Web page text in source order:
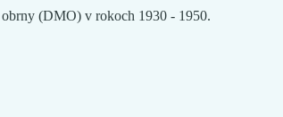
(DMO) v rokoch 1930 - 1950.